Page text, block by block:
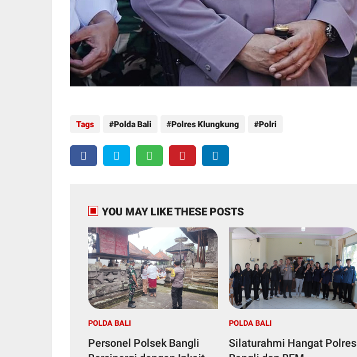
Tags Polda Bali Polres Klungkung Polri
YOU MAY LIKE THESE POSTS
POLDA BALI
Personel Polsek Bangli
POLDA BALI
Silaturahmi Hangat Polres